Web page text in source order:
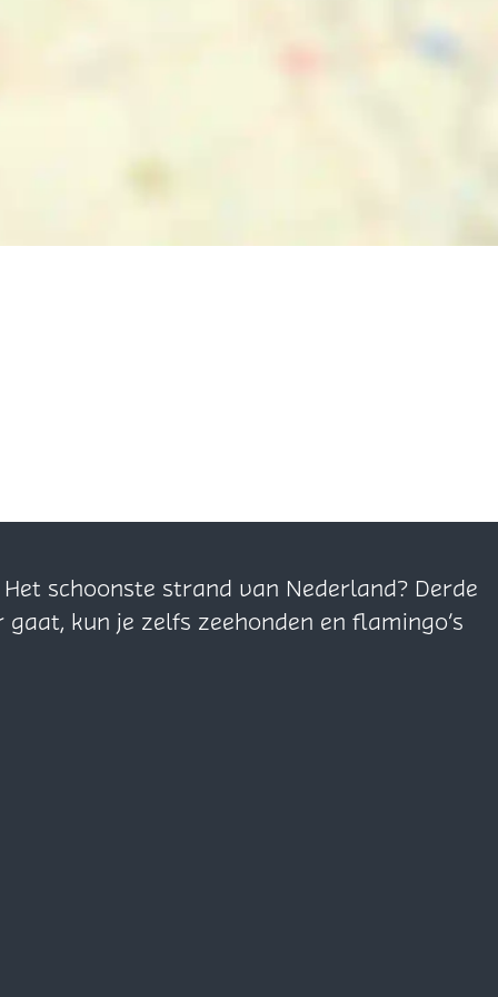
schoonste strand van Nederland? Derde
kun je zelfs zeehonden en flamingo’s